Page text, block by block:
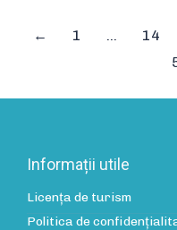
← 1 … 14
Informații utile
Licența de turism
Politica de